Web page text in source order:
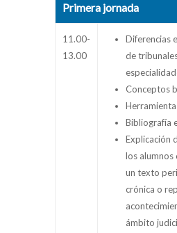
Primera jornada
11.00-
13.00
Diferencias
de
Conceptos
Bibliografía
Explicación
los
un texto
crónica o
ámbito